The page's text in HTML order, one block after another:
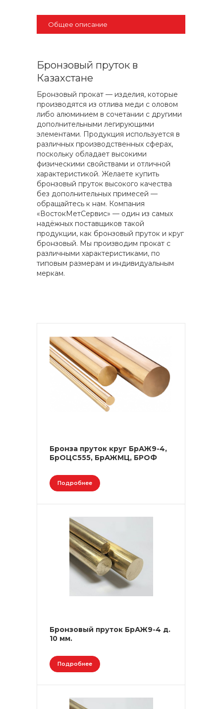
Общее описание
Бронзовый пруток в
Казахстане
Бронзовый прокат — изделия, которые
производятся из отлива меди с оловом
либо алюминием в сочетании с другими
дополнительными легирующими
элементами. Продукция используется в
различных производственных сферах,
поскольку обладает высокими
физическими свойствами и отличной
характеристикой. Желаете купить
бронзовый пруток высокого качества
без дополнительных примесей —
обращайтесь к нам. Компания
«ВостокМетСервис» — один из самых
надёжных поставщиков такой
продукции, как бронзовый пруток и круг
бронзовый. Мы производим прокат с
различными характеристиками, по
типовым размерам и индивидуальным
меркам.
Бронза пруток круг БрАЖ9-4,
БрОЦС555, БрАЖМЦ, БРОФ
Подробнее
Бронзовый пруток БрАЖ9-4 д.
10 мм.
Подробнее